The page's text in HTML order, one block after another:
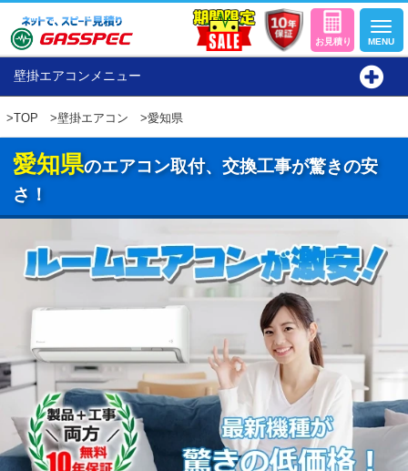
壁掛エアコンメニュー
>TOP >壁掛エアコン >愛知県
愛知県のエアコン取付、交換工事が驚きの安
さ！